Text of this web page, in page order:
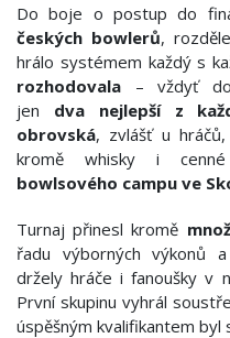
Do boje o postup do
českých bowlerů,
hrálo systémem každý s
rozhodovala – vždyť do
jen dva nejlepší z
obrovská, zvlášť u
kromě whisky i
bowlsového campu ve
Turnaj přinesl kromě
řadu výborných výkonů
držely hráče i fanoušky v
První skupinu vyhrál
úspěšným kvalifikantem byl